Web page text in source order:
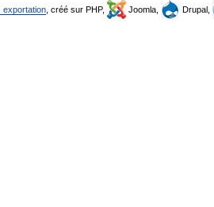
exportation , créé sur PHP, Joomla, Drupal,